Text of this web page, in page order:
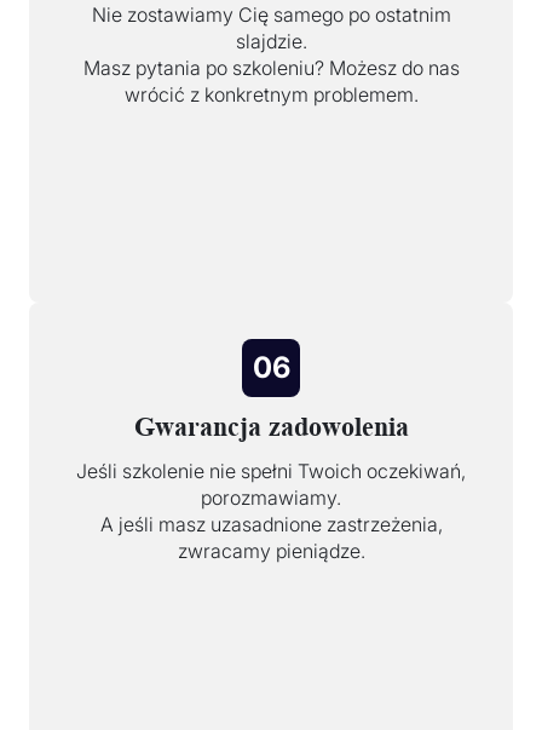
Nie zostawiamy Cię samego po ostatnim
slajdzie.
Masz pytania po szkoleniu? Możesz do nas
wrócić z konkretnym problemem.
06
Gwarancja zadowolenia
Jeśli szkolenie nie spełni Twoich oczekiwań,
porozmawiamy.
A jeśli masz uzasadnione zastrzeżenia,
zwracamy pieniądze.